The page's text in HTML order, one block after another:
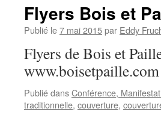
Flyers Bois et
Publié le7 mai 2015par Eddy
Flyers de Bois et
www.boisetpaille.com
Publié dansConférence,
traditionnelle, couverture,